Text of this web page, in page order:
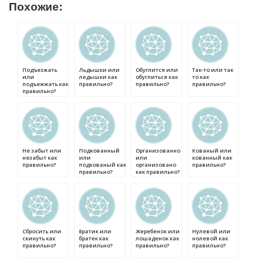
Похожие:
Подъезжать
или
подъежжать как
правильно?
Льдышки или
ледышки как
правильно?
Обуглится или
обуглиться как
правильно?
Так-то или так
то как
правильно?
Не забыт или
незабыт как
правильно?
Подкованный
или
подкованый как
правильно?
Организованно
или
организовано
как правильно?
Кованый или
кованный как
правильно?
Сбросить или
скинуть как
правильно?
Братик или
братек как
правильно?
Жеребенок или
лошаденок как
правильно?
Нулевой или
нолевой как
правильно?